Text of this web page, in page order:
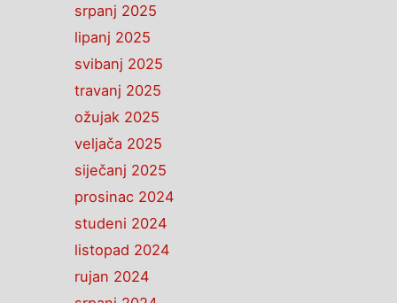
srpanj 2025
lipanj 2025
svibanj 2025
travanj 2025
ožujak 2025
veljača 2025
siječanj 2025
prosinac 2024
studeni 2024
listopad 2024
rujan 2024